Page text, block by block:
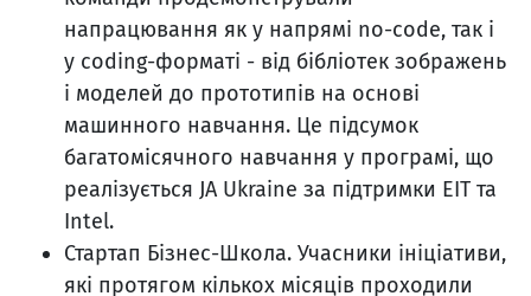
напрацювання як у напрямі no-code, так і
у coding-форматі - від бібліотек зображень
і моделей до прототипів на основі
машинного навчання. Це підсумок
багатомісячного навчання у програмі, що
реалізується JA Ukraine за підтримки EIT та
Intel.
Стартап Бізнес-Школа. Учасники ініціативи,
які протягом кількох місяців проходили